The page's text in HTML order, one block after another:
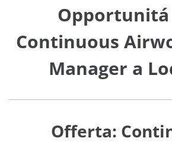
Continuous
Manager a
Offerta: